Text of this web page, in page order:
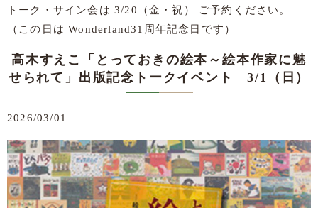
トーク・サイン会は 3/20（金・祝） ご予約ください。
（この日は Wonderland31周年記念日です）
高木すえこ「とっておきの絵本～絵本作家に魅
せられて」出版記念トークイベント 3/1（日）
2026/03/01